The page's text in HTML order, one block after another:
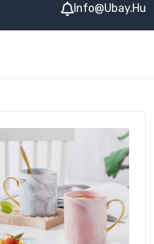
Info@ubay.hu